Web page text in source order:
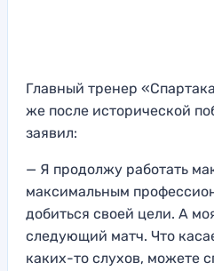
Главный тренер
же после исторической
заявил:
— Я продолжу работать
максимальным
добиться своей цели. А
следующий матч. Что
каких-то слухов, можете